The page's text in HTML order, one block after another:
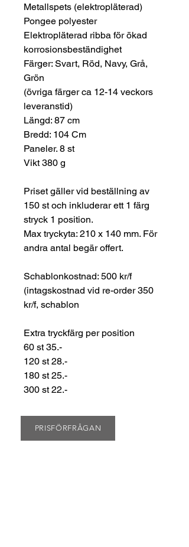
Metallspets (elektropläterad)
Pongee polyester
Elektropläterad ribba för ökad
korrosionsbeständighet
Färger: Svart, Röd, Navy, Grå,
Grön
(övriga färger ca 12-14 veckors
leveranstid)
Längd: 87 cm
Bredd: 104 Cm
Paneler. 8 st
Vikt 380 g
Priset gäller vid beställning av
150 st och inkluderar ett 1 färg
stryck 1 position.
Max tryckyta: 210 x 140 mm. För
andra antal begär offert.
Schablonkostnad: 500 kr/f
(intagskostnad vid re-order 350
kr/f, schablon
Extra tryckfärg per position
60 st 35.-
120 st 28.-
180 st 25.-
300 st 22.-
PRISFÖRFRÅGAN